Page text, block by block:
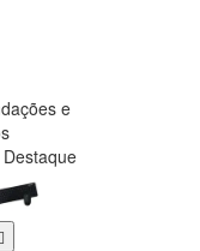
e
Destaque